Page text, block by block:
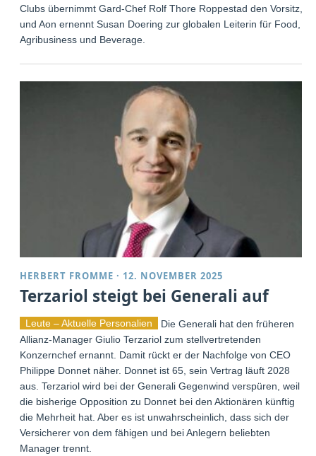
Clubs übernimmt Gard-Chef Rolf Thore Roppestad den Vorsitz,
und Aon ernennt Susan Doering zur globalen Leiterin für Food,
Agribusiness und Beverage.
HERBERT FROMME · 12. NOVEMBER 2025
Terzariol steigt bei Generali auf
Leute – Aktuelle Personalien
Die Generali hat den früheren
Allianz-Manager Giulio Terzariol zum stellvertretenden
Konzernchef ernannt. Damit rückt er der Nachfolge von CEO
Philippe Donnet näher. Donnet ist 65, sein Vertrag läuft 2028
aus. Terzariol wird bei der Generali Gegenwind verspüren, weil
die bisherige Opposition zu Donnet bei den Aktionären künftig
die Mehrheit hat. Aber es ist unwahrscheinlich, dass sich der
Versicherer von dem fähigen und bei Anlegern beliebten
Manager trennt.